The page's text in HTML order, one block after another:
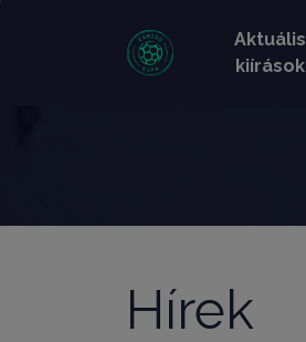
Aktuális
kiírások
Hírek